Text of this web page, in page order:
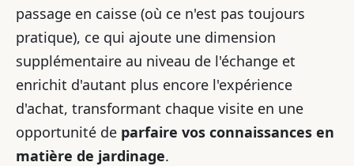
passage en caisse (où ce n'est pas toujours
pratique), ce qui ajoute une dimension
supplémentaire au niveau de l'échange et
enrichit d'autant plus encore l'expérience
d'achat, transformant chaque visite en une
opportunité de parfaire vos connaissances en
matière de jardinage.